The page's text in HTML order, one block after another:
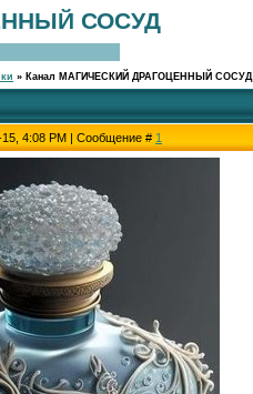
СОСУД
» Канал МАГИЧЕСКИЙ ДРАГОЦЕННЫЙ СОСУД
4:08 PM | Сообщение # 1